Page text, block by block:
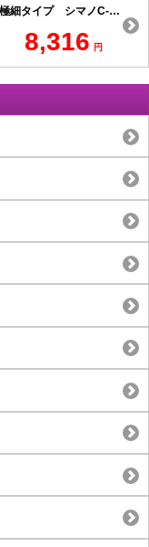
SESSYA 黒スプール 7.5度 超遠投極細タイプ シマノC-1用
8,316 円